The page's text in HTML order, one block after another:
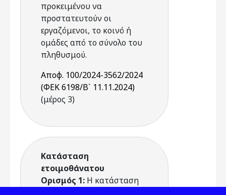
προκειμένου να
προστατευτούν οι
εργαζόμενοι, το κοινό ή
ομάδες από το σύνολο του
πληθυσμού.
Αποφ. 100/2024-3562/2024
(ΦΕΚ 6198/Β` 11.11.2024)
(μέρος 3)
Κατάσταση
ετοιμοθάνατου
Ορισμός 1: Η κατάσταση